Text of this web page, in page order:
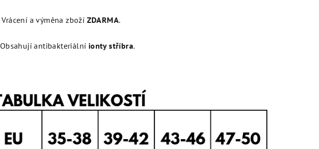
Vrácení a výměna zboží ZDARMA.
Obsahují antibakteriální ionty stříbra.